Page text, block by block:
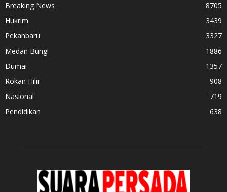
Breaking News
8705
Hukrim
3439
Pekanbaru
3327
Medan Bung!
1886
Dumai
1357
Rokan Hilir
908
Nasional
719
Pendidikan
638